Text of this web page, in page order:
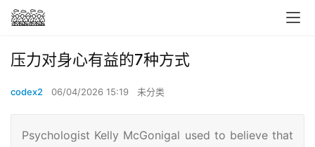
压力对身心有益的7种方式
codex2 06/04/2026 15:19 未分类
Psychologist Kelly McGonigal used to believe that